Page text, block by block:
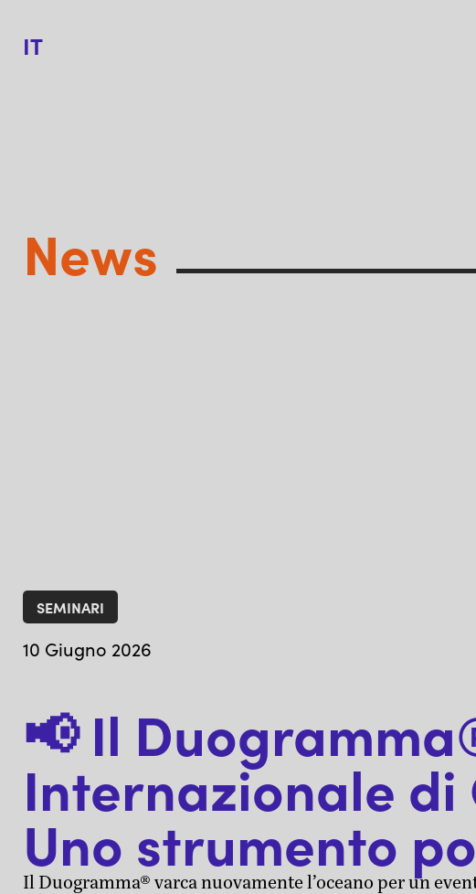
IT
News
SEMINARI
10 Giugno 2026
📢 Il
Internazionale di
Uno strumento
Il Duogramma® varca nuovamente l’oceano per un